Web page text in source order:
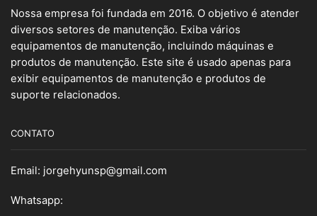
Nossa empresa foi fundada em 2016. O objetivo é atender
diversos setores de manutenção. Exiba vários
equipamentos de manutenção, incluindo máquinas e
produtos de manutenção. Este site é usado apenas para
exibir equipamentos de manutenção e produtos de
suporte relacionados.
CONTATO
Email: jorgehyunsp@gmail.com
Whatsapp: